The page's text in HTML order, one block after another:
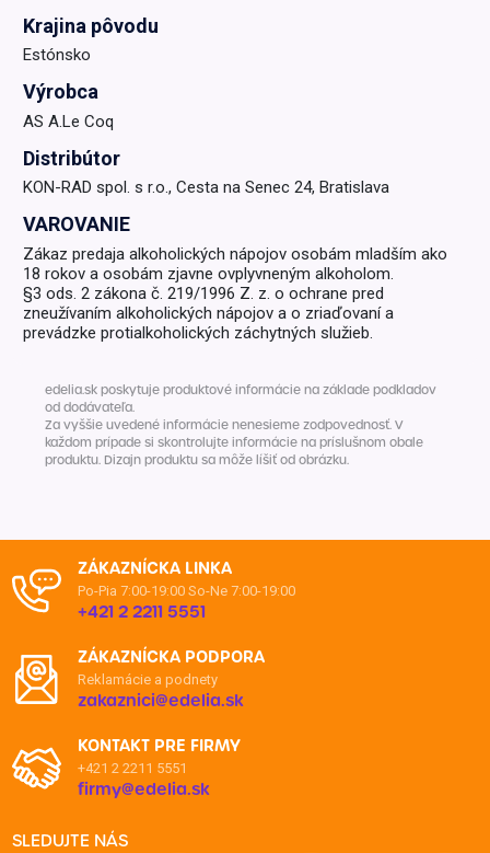
Krajina pôvodu
Estónsko
Výrobca
AS A.Le Coq
Distribútor
KON-RAD spol. s r.o., Cesta na Senec 24, Bratislava
VAROVANIE
Zákaz predaja alkoholických nápojov osobám mladším ako
18 rokov a osobám zjavne ovplyvneným alkoholom.
§3 ods. 2 zákona č. 219/1996 Z. z. o ochrane pred
zneužívaním alkoholických nápojov a o zriaďovaní a
prevádzke protialkoholických záchytných služieb.
edelia.sk poskytuje produktové informácie na základe podkladov
od dodávateľa.
Za vyššie uvedené informácie nenesieme zodpovednosť. V
každom prípade si skontrolujte informácie na príslušnom obale
produktu. Dizajn produktu sa môže líšiť od obrázku.
ZÁKAZNÍCKA LINKA
Po-Pia 7:00-19:00 So-Ne 7:00-19:00
+421 2 2211 5551
ZÁKAZNÍCKA PODPORA
Reklamácie a podnety
zakaznici@edelia.sk
KONTAKT PRE FIRMY
+421 2 2211 5551
firmy@edelia.sk
SLEDUJTE NÁS